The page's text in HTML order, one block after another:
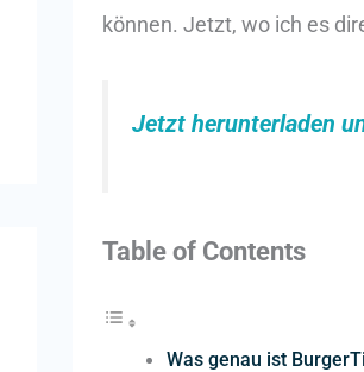
können. Jetzt, wo ich es
Jetzt herunterladen
Table of Contents
Was genau ist